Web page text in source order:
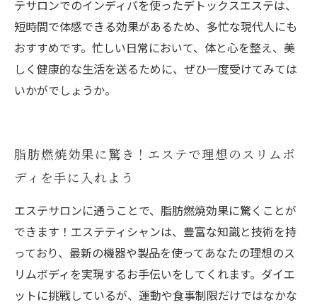
テサロンでのインディバを使ったデトックスエステは、
短時間で体感できる効果があるため、多忙な現代人にも
おすすめです。忙しい日常において、体と心を整え、美
しく健康的な生活を送るために、ぜひ一度受けてみては
いかがでしょうか。
脂肪燃焼効果に驚き！エステで理想のスリムボ
ディを手に入れよう
エステサロンに通うことで、脂肪燃焼効果に驚くことが
できます！エステティシャンは、豊富な知識と技術を持
っており、最新の機器や製品を使ってあなたの理想のス
リムボディを実現するお手伝いをしてくれます。ダイエ
ットに挑戦しているが、運動や食事制限だけではなかな